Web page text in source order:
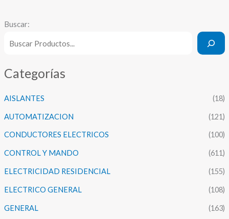
Buscar:
Categorías
AISLANTES (18)
AUTOMATIZACION (121)
CONDUCTORES ELECTRICOS (100)
CONTROL Y MANDO (611)
ELECTRICIDAD RESIDENCIAL (155)
ELECTRICO GENERAL (108)
GENERAL (163)